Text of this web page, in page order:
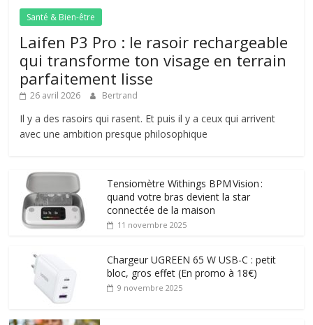
Santé & Bien-être
Laifen P3 Pro : le rasoir rechargeable
qui transforme ton visage en terrain
parfaitement lisse
26 avril 2026 Bertrand
Il y a des rasoirs qui rasent. Et puis il y a ceux qui arrivent
avec une ambition presque philosophique
Tensiomètre Withings BPM Vision :
quand votre bras devient la star
connectée de la maison
11 novembre 2025
Chargeur UGREEN 65 W USB-C : petit
bloc, gros effet (En promo à 18€)
9 novembre 2025